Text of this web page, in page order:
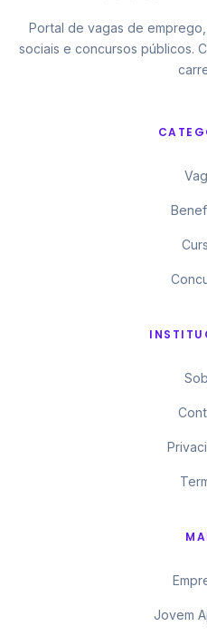
Portal de vagas de
sociais e concursos públicos.
Jovem